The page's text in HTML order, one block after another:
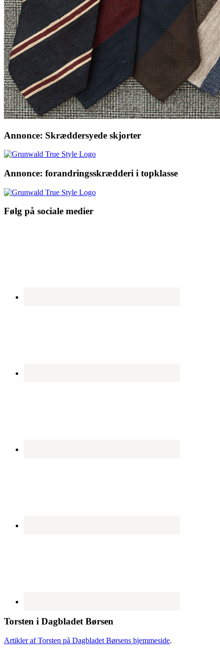
Annonce: Skræddersyede skjorter
Annonce: forandringsskrædderi i topklasse
Følg på sociale medier
Torsten i Dagbladet Børsen
Artikler af Torsten på Dagbladet Børsens hjemmeside.